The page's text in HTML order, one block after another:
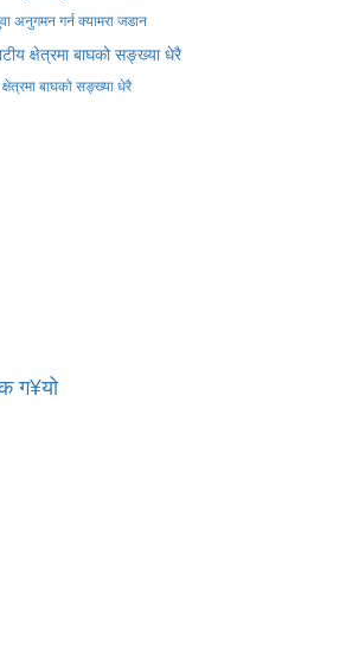
अनुगमन गर्न क्यामरा जडान
बाघको सङ्ख्या धेरै
ग¥यो